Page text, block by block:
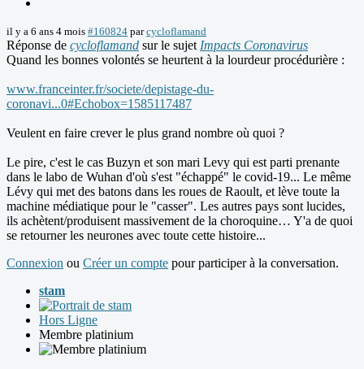
il y a 6 ans 4 mois #160824 parcycloflamand
Réponse de cycloflamand sur le sujet Impacts Coronavirus
Quand les bonnes volontés se heurtent à la lourdeur procédurière :
www.franceinter.fr/societe/depistage-du-
coronavi...0#Echobox=1585117487
Veulent en faire crever le plus grand nombre où quoi ?
Le pire, c'est le cas Buzyn et son mari Levy qui est parti prenante
dans le labo de Wuhan d'où s'est "échappé" le covid-19... Le même
Lévy qui met des batons dans les roues de Raoult, et lève toute la
machine médiatique pour le "casser". Les autres pays sont lucides,
ils achètent/produisent massivement de la choroquine… Y'a de quoi
se retourner les neurones avec toute cette histoire...
Connexion ou Créer un compte pour participer à la conversation.
stam
Hors Ligne
Membre platinium